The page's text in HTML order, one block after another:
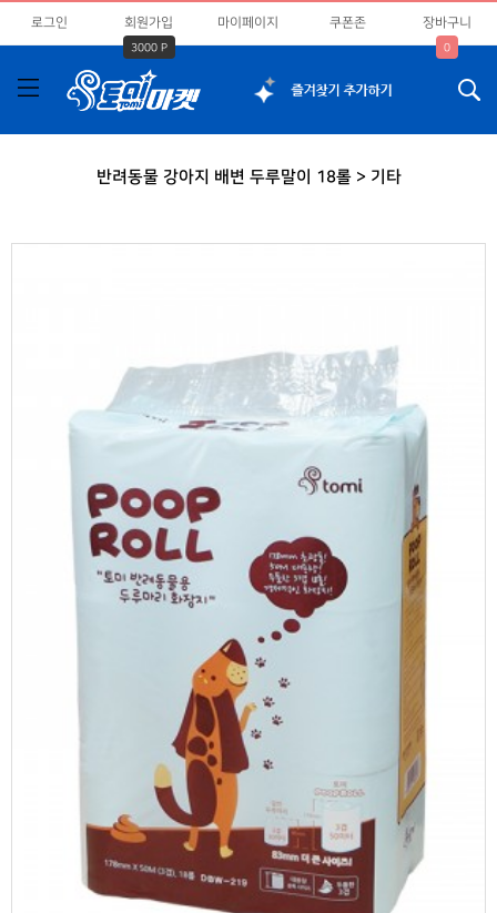
로그인 회원가입
3000 P
마이페이지 쿠폰존 장바구니
0
반려동물 강아지 배변 두루말이 18롤 > 기타